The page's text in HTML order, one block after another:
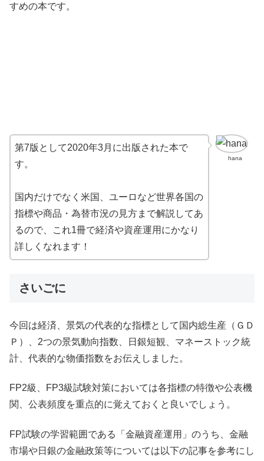
すめの本です。
hana
第7版として2020年3月に出版された本で
す。
国内だけでなく米国、ユーロなど世界各国の
指標や商品・為替市況の見方まで解説してあ
るので、これ1冊で経済や資産運用にかなり
詳しくなれます！
さいごに
今回は経済、景気の代表的な指標として国内総生産（ＧＤ
Ｐ）、2つの景気動向指数、日銀短観、マネーストック統
計、代表的な物価指数をお伝えしました。
FP2級、FP3級試験対策においては各指標の特徴や公表機
関、公表頻度を重点的に覚えておくと良いでしょう。
FP試験の学習範囲である「金融資産運用」のうち、金融
市場や日銀の金融政策等については以下の記事を参考にし